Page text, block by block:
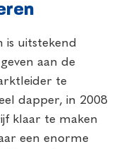
is uitstekend
aan de
te
dapper, in 2008
klaar te maken
een enorme